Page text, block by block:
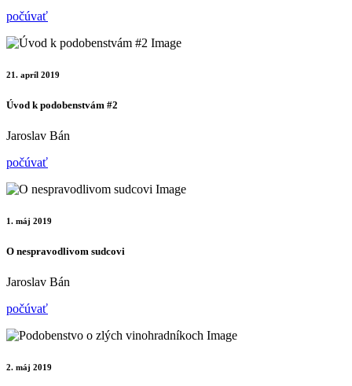
počúvať
21. apríl 2019
Úvod k podobenstvám #2
Jaroslav Bán
počúvať
1. máj 2019
O nespravodlivom sudcovi
Jaroslav Bán
počúvať
2. máj 2019